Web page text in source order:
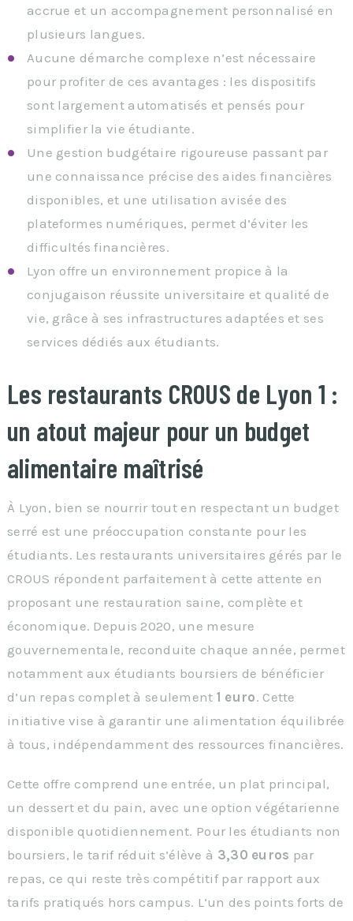
accrue et un accompagnement personnalisé en
plusieurs langues.
Aucune démarche complexe n’est nécessaire
pour profiter de ces avantages : les dispositifs
sont largement automatisés et pensés pour
simplifier la vie étudiante.
Une gestion budgétaire rigoureuse passant par
une connaissance précise des aides financières
disponibles, et une utilisation avisée des
plateformes numériques, permet d’éviter les
difficultés financières.
Lyon offre un environnement propice à la
conjugaison réussite universitaire et qualité de
vie, grâce à ses infrastructures adaptées et ses
services dédiés aux étudiants.
Les restaurants CROUS de Lyon 1 :
un atout majeur pour un budget
alimentaire maîtrisé
À Lyon, bien se nourrir tout en respectant un budget
serré est une préoccupation constante pour les
étudiants. Les restaurants universitaires gérés par le
CROUS répondent parfaitement à cette attente en
proposant une restauration saine, complète et
économique. Depuis 2020, une mesure
gouvernementale, reconduite chaque année, permet
notamment aux étudiants boursiers de bénéficier
d’un repas complet à seulement 1 euro. Cette
initiative vise à garantir une alimentation équilibrée
à tous, indépendamment des ressources financières.
Cette offre comprend une entrée, un plat principal,
un dessert et du pain, avec une option végétarienne
disponible quotidiennement. Pour les étudiants non
boursiers, le tarif réduit s’élève à 3,30 euros par
repas, ce qui reste très compétitif par rapport aux
tarifs pratiqués hors campus. L’un des points forts de